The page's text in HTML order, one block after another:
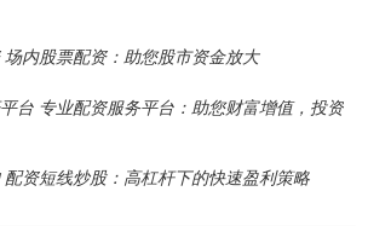
内股票配资：助您股市资金放大
台 专业配资服务平台：助您财富增值，投资
资短线炒股：高杠杆下的快速盈利策略